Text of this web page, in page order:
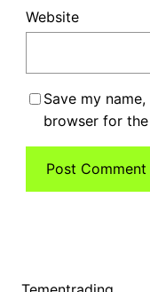
Website
Save my
browser for